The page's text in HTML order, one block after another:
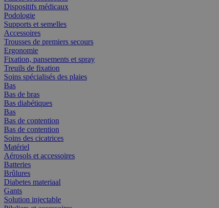
Dispositifs médicaux
Podologie
Supports et semelles
Accessoires
Trousses de premiers secours
Ergonomie
Fixation, pansements et spray
Treuils de fixation
Soins spécialisés des plaies
Bas
Bas de bras
Bas diabétiques
Bas
Bas de contention
Bas de contention
Soins des cicatrices
Matériel
Aérosols et accessoires
Batteries
Brûlures
Diabetes materiaal
Gants
Solution injectable